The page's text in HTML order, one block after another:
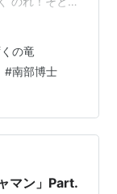
ともに お
しかし、見よ
なって 天た
チャマンた
つきとめるこ
の竜
#南部博士
マン」Part.